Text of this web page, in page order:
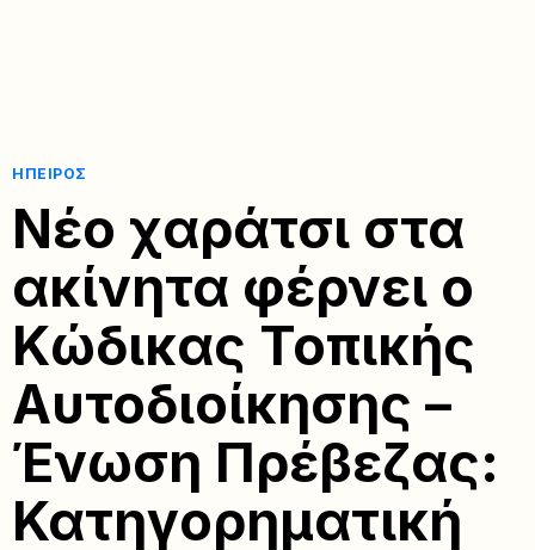
ΉΠΕΙΡΟΣ
Νέο χαράτσι στα
ακίνητα φέρνει ο
Κώδικας Τοπικής
Αυτοδιοίκησης –
Ένωση Πρέβεζας:
Κατηγορηματική